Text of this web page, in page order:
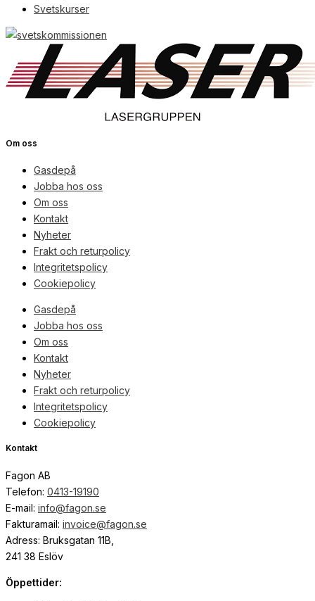
Svetskurser
Om oss
Gasdepå
Jobba hos oss
Om oss
Kontakt
Nyheter
Frakt och returpolicy
Integritetspolicy
Cookiepolicy
Gasdepå
Jobba hos oss
Om oss
Kontakt
Nyheter
Frakt och returpolicy
Integritetspolicy
Cookiepolicy
Kontakt
Fagon AB
Telefon: 0413-19190
E-mail: info@fagon.se
Fakturamail: invoice@fagon.se
Adress: Bruksgatan 11B,
241 38 Eslöv
Öppettider: